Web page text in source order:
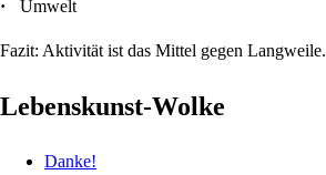
·
Umwelt
Fazit: Aktivität ist das Mittel gegen Langweile.
Lebenskunst-Wolke
Danke!